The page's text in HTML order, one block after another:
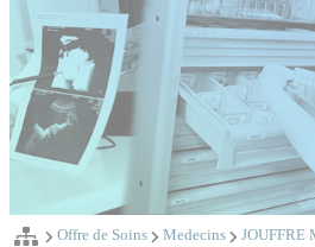
Offre de Soins Medecins JOUFFRE